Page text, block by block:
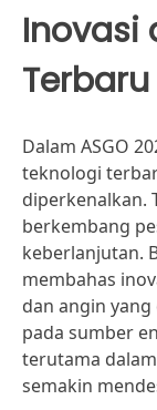
Inovasi
Terbaru
Dalam ASGO
teknologi
diperkenalkan.
berkembang
keberlanjutan.
membahas
dan angin
pada sumber
terutama
semakin